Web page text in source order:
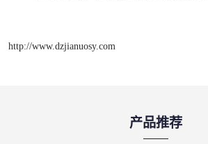
http://www.dzjianuosy.com
产品推荐